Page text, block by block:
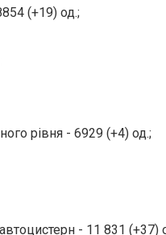
(+19) од.;
рівня - 6929 (+4) од.;
- 11 831 (+37)